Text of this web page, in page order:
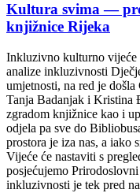
Kultura svima —
knjižnice Rijeka
Inkluzivno kulturno vijeće
analize inkluzivnosti
umjetnosti, na red je
Tanja Badanjak i Kristina
zgradom knjižnice kao i
odjela pa sve do
prostora je iza nas, a iako
Vijeće će nastaviti s
posjećujemo
inkluzivnosti je tek pred